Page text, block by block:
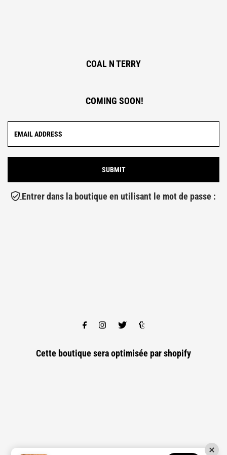
COAL N TERRY
COMING SOON!
Entrer dans la boutique en utilisant le mot de passe :
Cette boutique sera optimisée parshopify